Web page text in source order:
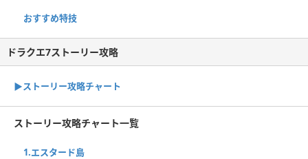
おすすめ特技
ドラクエ7ストーリー攻略
▶ストーリー攻略チャート
ストーリー攻略チャート一覧
1.エスタード島